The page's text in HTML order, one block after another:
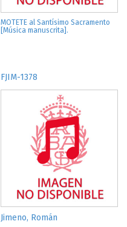
MOTETE al Santísimo Sacramento
[Música manuscrita].
FJIM-1378
Jimeno, Román